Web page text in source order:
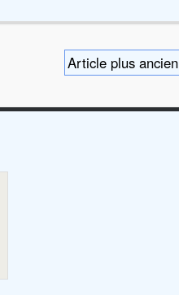
Article plus ancien